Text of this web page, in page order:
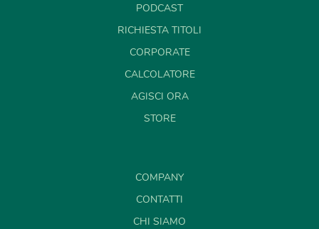
PODCAST
RICHIESTA TITOLI
CORPORATE
CALCOLATORE
AGISCI ORA
STORE
COMPANY
CONTATTI
CHI SIAMO